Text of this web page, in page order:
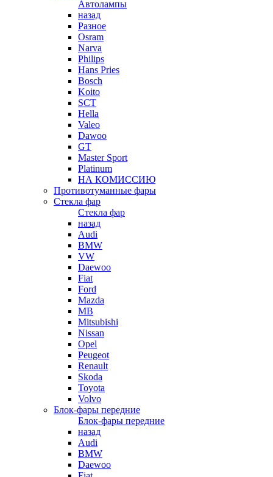
Автолампы
назад
Разное
Osram
Narva
Philips
Hans Pries
Bosch
Koito
SCT
Hella
Valeo
Dawoo
GT
Master Sport
Platinum
НА КОМИССИЮ
Противотуманные фары
Стекла фар
Стекла фар
назад
Audi
BMW
VW
Daewoo
Fiat
Ford
Mazda
MB
Mitsubishi
Nissan
Opel
Peugeot
Renault
Skoda
Toyota
Volvo
Блок-фары передние
Блок-фары передние
назад
Audi
BMW
Daewoo